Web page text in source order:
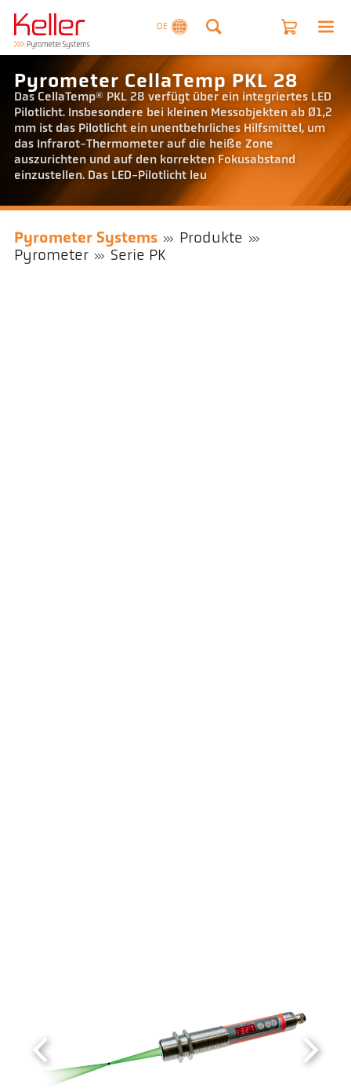
DE
Pyrometer CellaTemp PKL 28
Das CellaTemp® PKL 28 verfügt über ein integriertes LED
Pilotlicht. Insbesondere bei kleinen Messobjekten ab Ø1,2
mm ist das Pilotlicht ein unentbehrliches Hilfsmittel, um
das Infrarot-Thermometer auf die heiße Zone
auszurichten und auf den korrekten Fokusabstand
einzustellen. Das LED-Pilotlicht leu
Pyrometer Systems
Produkte
Pyrometer
Serie PK